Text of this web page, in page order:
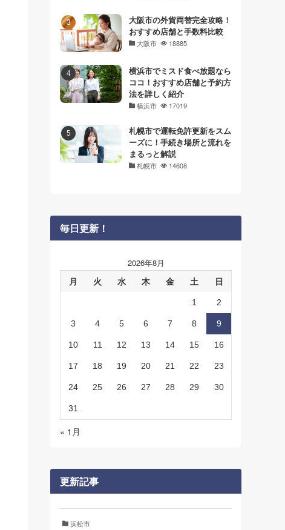
大阪市の外貨両替完全攻略！
おすすめ店舗と手数料比較
大阪市 18885
横浜市でミスド食べ放題なら
ココ！おすすめ店舗と予約方
法を詳しく紹介
横浜市 17019
札幌市で運転免許更新をスム
ーズに！手続き場所と流れを
まるっと解説
札幌市 14608
毎日更新！
2026年8月
月 火 水 木 金 土 日
1 2
3 4 5 6 7 8 9
10 11 12 13 14 15 16
17 18 19 20 21 22 23
24 25 26 27 28 29 30
31
« 1月
更新記事
浜松市